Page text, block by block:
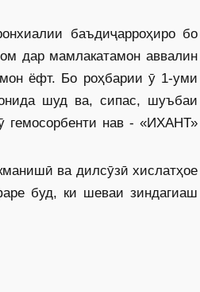
баъдиҷарроҳиро бо
дар мамлакатамон аввалин
ёфт. Бо роҳбарии ӯ 1-уми
шуд ва, сипас, шуъбаи
гемосорбенти нав - «ИХАНТ»
ва дилсӯзӣ хислатҳое
буд, ки шеваи зиндагиаш